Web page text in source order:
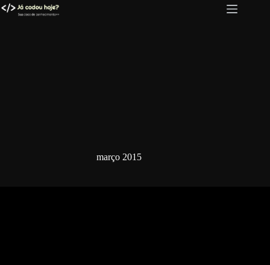
Pular
para
março 2015